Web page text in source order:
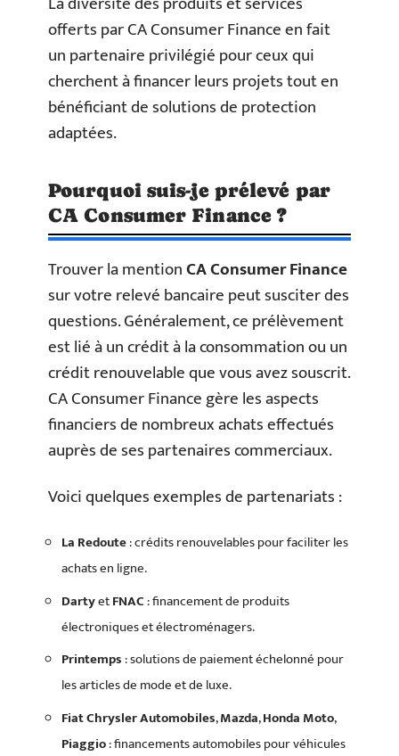
offerts par CA Consumer Finance en fait
un partenaire privilégié pour ceux qui
cherchent à financer leurs projets tout en
bénéficiant de solutions de protection
adaptées.
Pourquoi suis-je prélevé par
CA Consumer Finance ?
Trouver la mentionCA Consumer Finance
sur votre relevé bancaire peut susciter des
questions. Généralement, ce prélèvement
est lié à un crédit à la consommation ou un
crédit renouvelable que vous avez souscrit.
CA Consumer Finance gère les aspects
financiers de nombreux achats effectués
auprès de ses partenaires commerciaux.
Voici quelques exemples de partenariats :
La Redoute: crédits renouvelables pour faciliter les
achats en ligne.
DartyetFNAC: financement de produits
électroniques et électroménagers.
Printemps: solutions de paiement échelonné pour
les articles de mode et de luxe.
Fiat Chrysler Automobiles,Mazda,Honda Moto,
Piaggio: financements automobiles pour véhicules